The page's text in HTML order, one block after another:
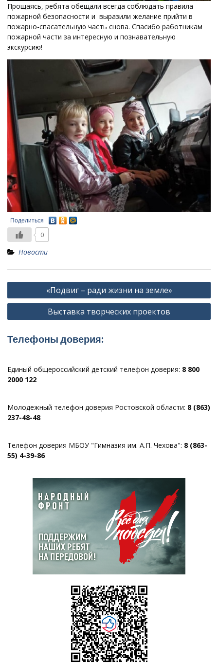
Прощаясь, ребята обещали всегда соблюдать правила
пожарной безопасности и выразили желание прийти в
пожарно-спасательную часть снова. Спасибо работникам
пожарной части за интересную и познавательную
экскурсию!
Поделиться
0
Новости
Навигация
по
«Подвиг – ради жизни на земле»
Выставка творческих проектов
Телефоны доверия:
Единый общероссийский детский телефон доверия: 8 800
2000 122
Молодежный телефон доверия Ростовской области: 8 (863)
237-48-48
Телефон доверия МБОУ "Гимназия им. А.П. Чехова": 8 (863-
55) 4-39-86